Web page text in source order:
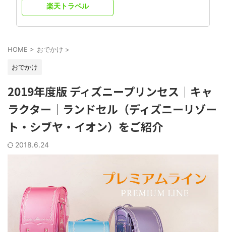
楽天トラベル
HOME > おでかけ >
おでかけ
2019年度版 ディズニープリンセス｜キャ
ラクター｜ランドセル（ディズニーリゾー
ト・シブヤ・イオン）をご紹介
2018.6.24